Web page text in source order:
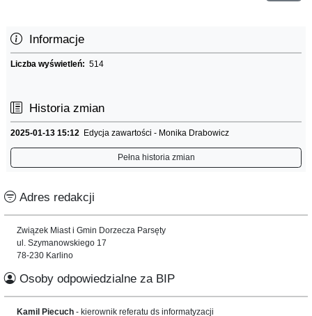
Informacje
Liczba wyświetleń: 514
Historia zmian
2025-01-13 15:12 Edycja zawartości - Monika Drabowicz
Pełna historia zmian
Adres redakcji
Związek Miast i Gmin Dorzecza Parsęty
ul. Szymanowskiego 17
78-230 Karlino
Osoby odpowiedzialne za BIP
Kamil Piecuch - kierownik referatu ds informatyzacji